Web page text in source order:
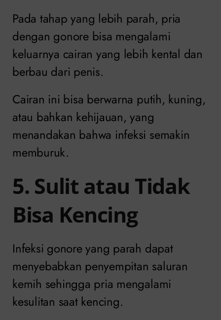
Pada tahap yang lebih parah, pria
dengan gonore bisa mengalami
keluarnya cairan yang lebih kental dan
berbau dari penis.
Cairan ini bisa berwarna putih, kuning,
atau bahkan kehijauan, yang
menandakan bahwa infeksi semakin
memburuk.
5. Sulit atau Tidak
Bisa Kencing
Infeksi gonore yang parah dapat
menyebabkan penyempitan saluran
kemih sehingga pria mengalami
kesulitan saat kencing.